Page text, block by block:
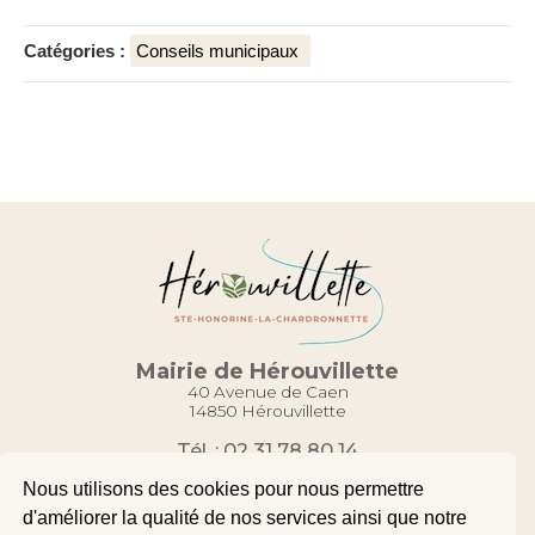
Nous utilisons des cookies pour nous permettre
d'améliorer la qualité de nos services ainsi que notre
Catégories : Conseils municipaux
Mairie de Hérouvillette
40 Avenue de Caen
14850 Hérouvillette
Tél. : 02 31 78 80 14
Contact